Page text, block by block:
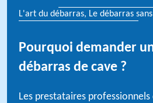
L'art du débarras, Le débarras
Pourquoi demander
débarras de cave ?
Les prestataires